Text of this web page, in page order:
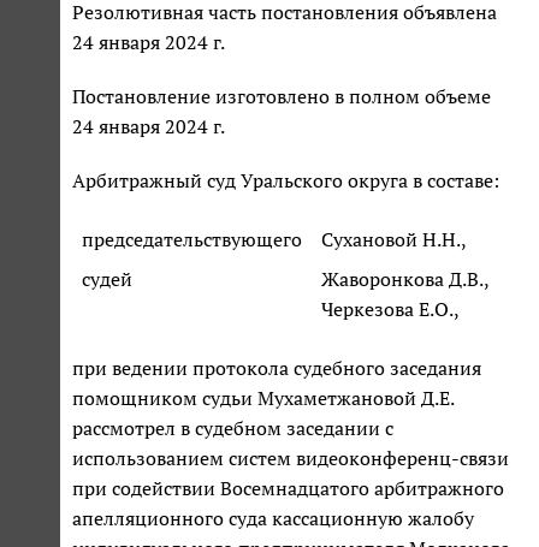
Резолютивная часть постановления объявлена
24 января 2024 г.
Постановление изготовлено в полном объеме
24 января 2024 г.
Арбитражный суд Уральского округа в составе:
председательствующего
Сухановой Н.Н.,
судей
Жаворонкова Д.В.,
Черкезова Е.О.,
при ведении протокола судебного заседания
помощником судьи Мухаметжановой Д.Е.
рассмотрел в судебном заседании с
использованием систем видеоконференц-связи
при содействии Восемнадцатого арбитражного
апелляционного суда кассационную жалобу